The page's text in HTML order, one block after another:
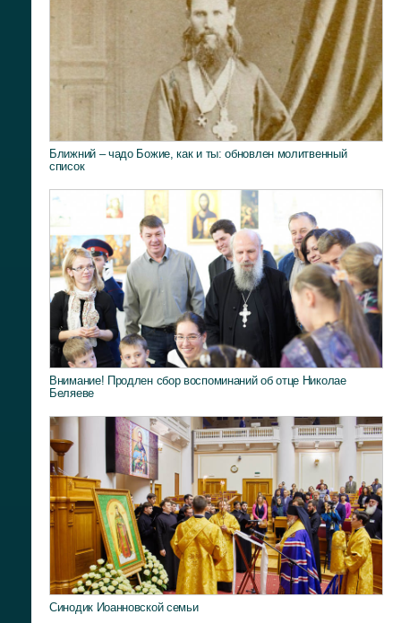
Ближний – чадо Божие, как и ты: обновлен молитвенный
список
Внимание! Продлен сбор воспоминаний об отце Николае
Беляеве
Синодик Иоанновской семьи